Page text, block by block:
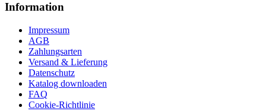
Information
Impressum
AGB
Zahlungsarten
Versand & Lieferung
Datenschutz
Katalog downloaden
FAQ
Cookie-Richtlinie